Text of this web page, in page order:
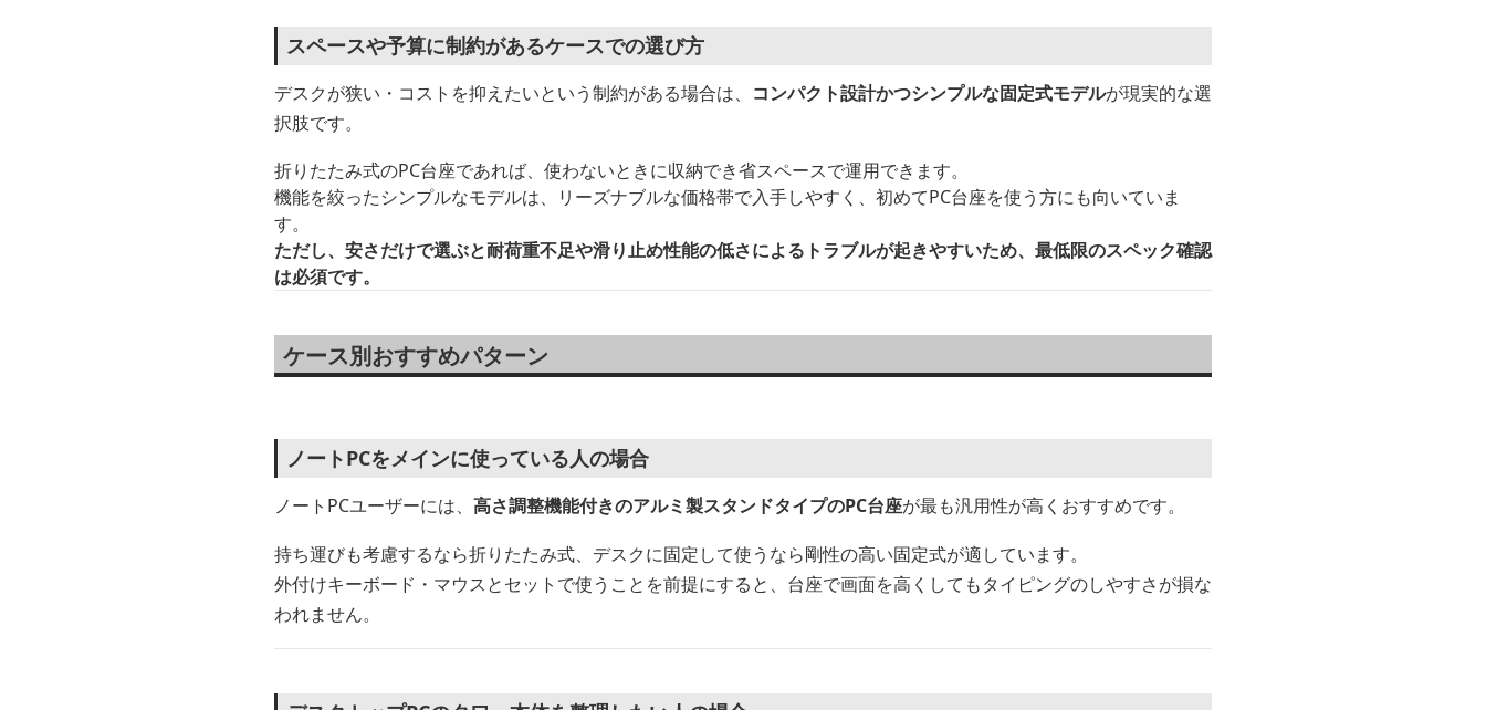
スペースや予算に制約があるケースでの選び方
デスクが狭い・コストを抑えたいという制約がある場合は、 コンパクト設計かつシンプルな固定式モデルが現実的な選
択肢です。
折りたたみ式のPC台座であれば、使わないときに収納でき省スペースで運用できます。
機能を絞ったシンプルなモデルは、リーズナブルな価格帯で入手しやすく、初めてPC台座を使う方にも向いていま
す。
ただし、安さだけで選ぶと耐荷重不足や滑り止め性能の低さによるトラブルが起きやすいため、最低限のスペック確認
は必須です。
ケース別おすすめパターン
ノートPCをメインに使っている人の場合
ノートPCユーザーには、 高さ調整機能付きのアルミ製スタンドタイプのPC台座が最も汎用性が高くおすすめです。
持ち運びも考慮するなら折りたたみ式、デスクに固定して使うなら剛性の高い固定式が適しています。
外付けキーボード・マウスとセットで使うことを前提にすると、台座で画面を高くしてもタイピングのしやすさが損な
われません。